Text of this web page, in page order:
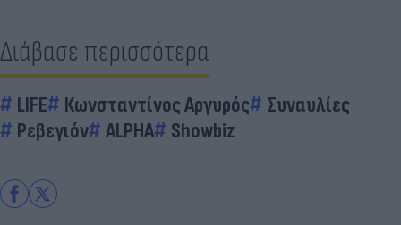
Διάβασε περισσότερα
LIFE Κωνσταντίνος Αργυρός
Συναυλίες
Ρεβεγιόν
ALPHA Showbiz